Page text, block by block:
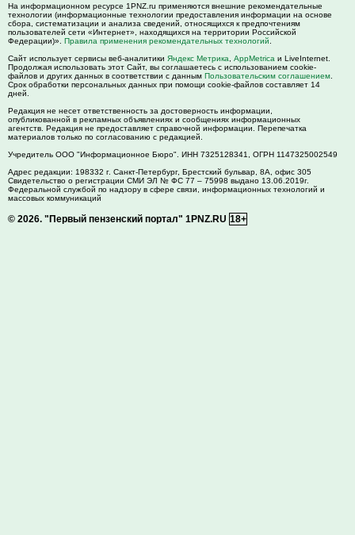
На информационном ресурсе 1PNZ.ru применяются внешние рекомендательные
технологии (информационные технологии предоставления информации на основе
сбора, систематизации и анализа сведений, относящихся к предпочтениям
пользователей сети «Интернет», находящихся на территории Российской
Федерации)». Правила применения рекомендательных технологий
Сайт использует сервисы веб-аналитики Яндекс Метрика AppMetrica и LiveInternet.
Продолжая использовать этот Сайт, вы соглашаетесь с использованием cookie-
файлов и других данных в соответствии с данным Пользовательским соглашением
Срок обработки персональных данных при помощи cookie-файлов составляет 14
дней.
Редакция не несет ответственность за достоверность информации,
опубликованной в рекламных объявлениях и сообщениях информационных
агентств. Редакция не предоставляет справочной информации. Перепечатка
материалов только по согласованию с редакцией.
Учредитель ООО "Информационное Бюро". ИНН 7325128341, ОГРН 1147325002549
Адрес редакции: 198332 г. Санкт-Петербург, Брестский бульвар, 8А, офис 305
Свидетельство о регистрации СМИ ЭЛ № ФС 77 – 75998 выдано 13.06.2019г.
Федеральной службой по надзору в сфере связи, информационных технологий и
массовых коммуникаций
© 2026. "Первый пензенский портал" 1PNZ.RU 18+